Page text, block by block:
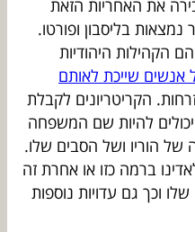
את האחריות הזאת
בליסבון ופורטו.
הקהילות היהודיות
שייכת לאותם
הקריטריונים לקבלת
יכולים להיות שם המשפחה
הוריו ושל הסבים שלו.
ברמה כזו או אחרת זה
וכך גם עדויות נוספות